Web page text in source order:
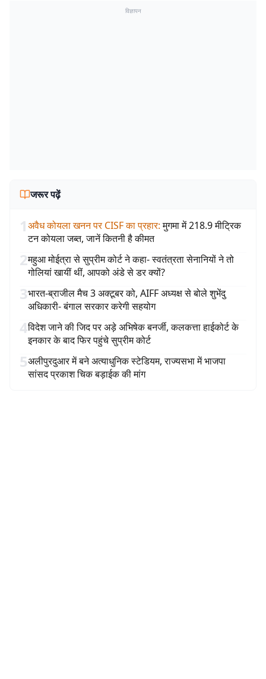
विज्ञापन
जरूर पढ़ें
1अवैध कोयला खनन पर CISF का प्रहार: मुगमा में 218.9 मीट्रिक
टन कोयला जब्त, जानें कितनी है कीमत
2महुआ मोईत्रा से सुप्रीम कोर्ट ने कहा- स्वतंत्रता सेनानियों ने तो
गोलियां खायीं थीं, आपको अंडे से डर क्यों?
3भारत-ब्राजील मैच 3 अक्टूबर को, AIFF अध्यक्ष से बोले शुभेंदु
अधिकारी- बंगाल सरकार करेगी सहयोग
4विदेश जाने की जिद पर अड़े अभिषेक बनर्जी, कलकत्ता हाईकोर्ट के
इनकार के बाद फिर पहुंचे सुप्रीम कोर्ट
5अलीपुरदुआर में बने अत्याधुनिक स्टेडियम, राज्यसभा में भाजपा
सांसद प्रकाश चिक बड़ाईक की मांग